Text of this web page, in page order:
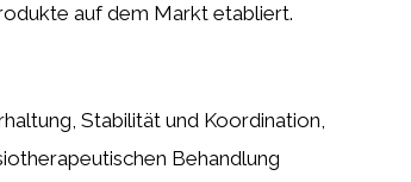
auf dem Markt etabliert.
Stabilität und Koordination,
Behandlung